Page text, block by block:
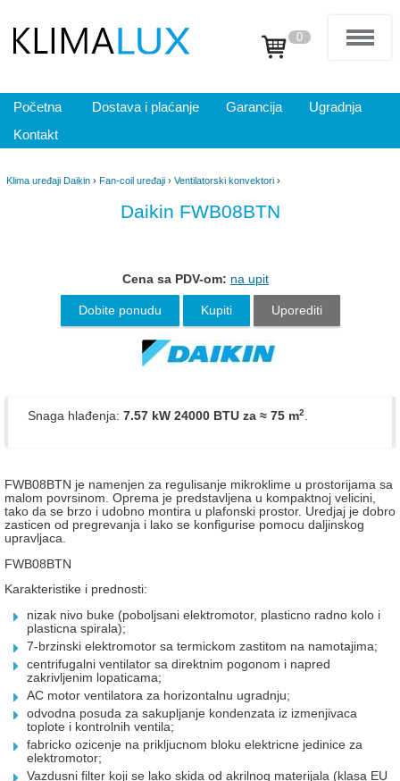
0
Početna Dostava i plaćanje Garancija
Ugradnja
Kontakt
Klima uređaji Daikin › Fan-coil uređaji › Ventilatorski konvektori ›
Daikin FWB08BTN
Cena sa PDV-om: na upit
Dobite ponudu Kupiti Uporediti
Snaga hlađenja: 7.57 kW 24000 BTU za ≈ 75 m2.
FWB08BTN je namenjen za regulisanje mikroklime u prostorijama sa
malom povrsinom. Oprema je predstavljena u kompaktnoj velicini,
tako da se brzo i udobno montira u plafonski prostor. Uredjaj je dobro
zasticen od pregrevanja i lako se konfigurise pomocu daljinskog
upravljaca.
FWB08BTN
Karakteristike i prednosti:
nizak nivo buke (poboljsani elektromotor, plasticno radno kolo i
plasticna spirala);
7-brzinski elektromotor sa termickom zastitom na namotajima;
centrifugalni ventilator sa direktnim pogonom i napred
zakrivljenim lopaticama;
AC motor ventilatora za horizontalnu ugradnju;
odvodna posuda za sakupljanje kondenzata iz izmenjivaca
toplote i kontrolnih ventila;
fabricko ozicenje na prikljucnom bloku elektricne jedinice za
elektromotor;
Vazdusni filter koji se lako skida od akrilnog materijala (klasa EU